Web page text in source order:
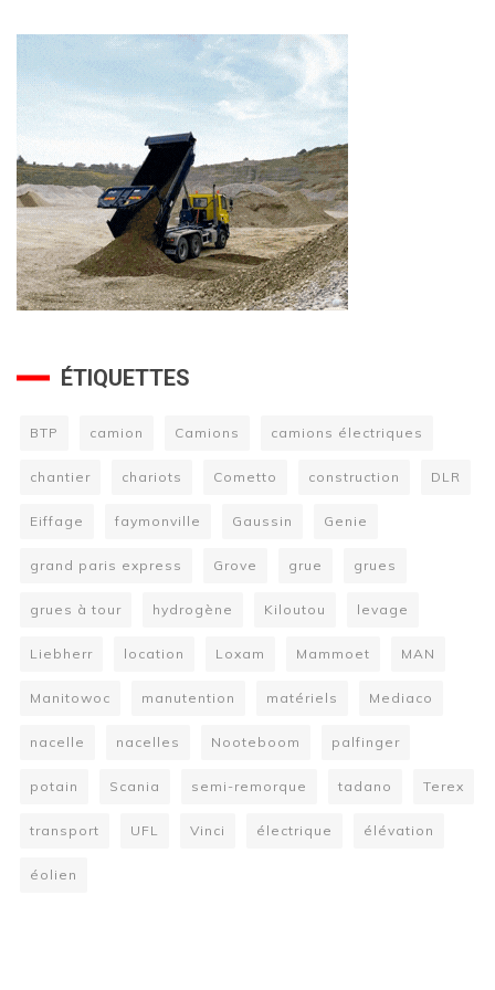
ÉTIQUETTES
BTP camion Camions camions électriques
chantier chariots Cometto construction DLR
Eiffage faymonville Gaussin Genie
grand paris express Grove grue grues
grues à tour hydrogène Kiloutou levage
Liebherr location Loxam Mammoet MAN
Manitowoc manutention matériels Mediaco
nacelle nacelles Nooteboom palfinger
potain Scania semi-remorque tadano Terex
transport UFL Vinci électrique élévation
éolien